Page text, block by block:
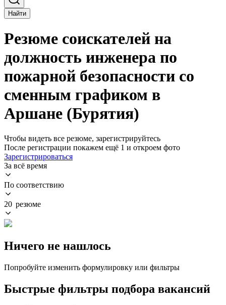
Найти
Резюме соискателей на
должность инженера по
пожарной безопасности со
сменным графиком в
Аршане (Бурятия)
Чтобы видеть все резюме, зарегистрируйтесь
После регистрации покажем ещё 1 и откроем фото
Зарегистрироваться
За всё время
По соответствию
20 резюме
Ничего не нашлось
Попробуйте изменить формулировку или фильтры
Быстрые фильтры подбора вакансий